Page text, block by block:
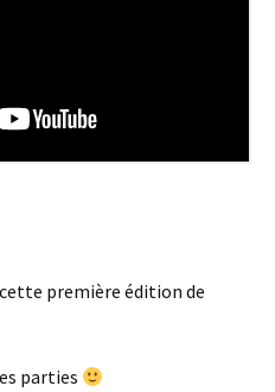
première édition de
parties